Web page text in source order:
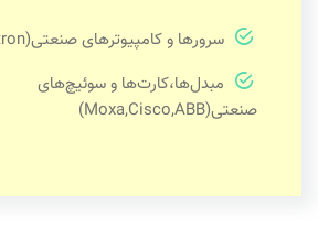
سرورها و کامپیوترهای صنعتی(Advantech,Hatron)
مبدل‌ها،کارت‌ها و سوئیچ‌های
صنعتی(Moxa,Cisco,ABB)